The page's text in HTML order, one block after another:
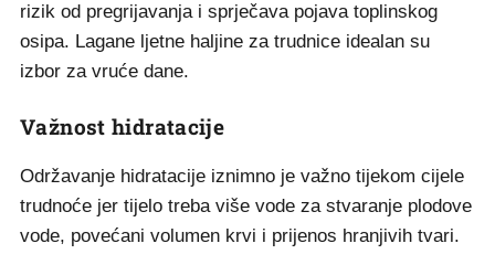
rizik od pregrijavanja i sprječava pojava toplinskog
osipa. Lagane ljetne haljine za trudnice idealan su
izbor za vruće dane.
Važnost hidratacije
Održavanje hidratacije iznimno je važno tijekom cijele
trudnoće jer tijelo treba više vode za stvaranje plodove
vode, povećani volumen krvi i prijenos hranjivih tvari.